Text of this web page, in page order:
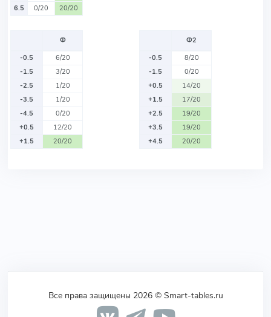
6.5
0/20 20/20
Ф
-0.5
6/20
-1.5
3/20
-2.5
1/20
-3.5
1/20
-4.5
0/20
+0.5
12/20
+1.5
20/20
Ф2
-0.5
8/20
-1.5
0/20
+0.5
14/20
+1.5
17/20
+2.5
19/20
+3.5
19/20
+4.5
20/20
Все права защищены 2026 © Smart-tables.ru